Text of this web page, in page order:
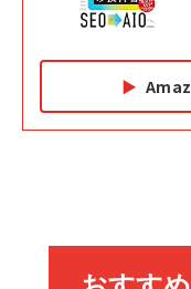
副業
￥1,870
カラ
￥880